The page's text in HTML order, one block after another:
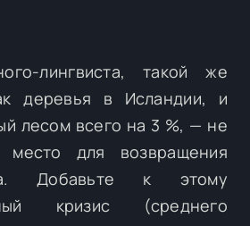
лингвиста, такой же
деревья в Исландии, и
лесом всего на 3 %, — не
для возвращения
Добавьте к этому
кризис (среднего